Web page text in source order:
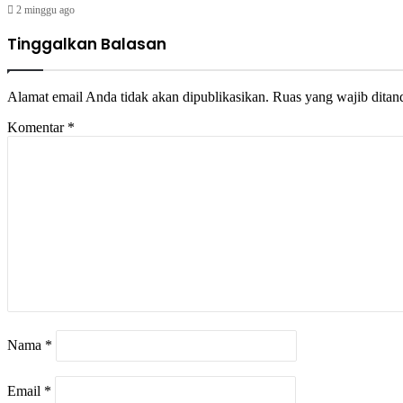
2 minggu ago
Tinggalkan Balasan
Alamat email Anda tidak akan dipublikasikan. Ruas yang wajib
Komentar *
Nama *
Email *